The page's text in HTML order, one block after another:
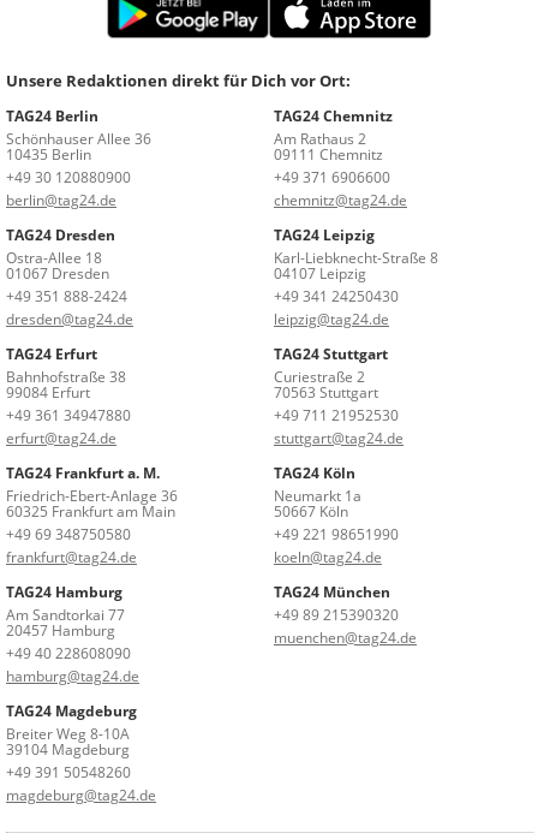
Unsere Redaktionen direkt für Dich vor Ort:
TAG24 Berlin
Schönhauser Allee 36
10435 Berlin
+49 30 120880900
berlin@tag24.de
TAG24 Chemnitz
Am Rathaus 2
09111 Chemnitz
+49 371 6906600
chemnitz@tag24.de
TAG24 Dresden
Ostra-Allee 18
01067 Dresden
+49 351 888-2424
dresden@tag24.de
TAG24 Leipzig
Karl-Liebknecht-Straße 8
04107 Leipzig
+49 341 24250430
leipzig@tag24.de
TAG24 Erfurt
Bahnhofstraße 38
99084 Erfurt
+49 361 34947880
erfurt@tag24.de
TAG24 Stuttgart
Curiestraße 2
70563 Stuttgart
+49 711 21952530
stuttgart@tag24.de
TAG24 Frankfurt a. M.
Friedrich-Ebert-Anlage 36
60325 Frankfurt am Main
+49 69 348750580
frankfurt@tag24.de
TAG24 Köln
Neumarkt 1a
50667 Köln
+49 221 98651990
koeln@tag24.de
TAG24 Hamburg
Am Sandtorkai 77
20457 Hamburg
+49 40 228608090
hamburg@tag24.de
TAG24 München
+49 89 215390320
muenchen@tag24.de
TAG24 Magdeburg
Breiter Weg 8-10A
39104 Magdeburg
+49 391 50548260
magdeburg@tag24.de